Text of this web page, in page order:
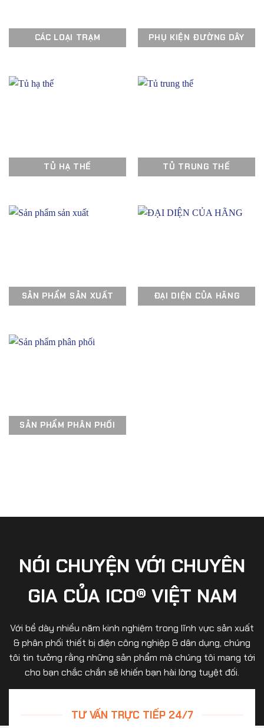
CÁC LOẠI TRẠM PHỤ KIỆN ĐƯỜNG DÂY
TỦ HẠ THẾ TỦ TRUNG THẾ
SẢN PHẨM SẢN XUẤT ĐẠI DIỆN CỦA HÃNG
SẢN PHẨM PHÂN PHỐI
NÓI CHUYỆN VỚI CHUYÊN
GIA CỦA ICO® VIỆT NAM
Với bề dày nhiều năm kinh nghiệm trong lĩnh vực sản xuất
& phân phối thiết bị điện công nghiệp & dân dụng, chúng
tôi tin tưởng rằng những sản phẩm mà chúng tôi mang tới
cho bạn chắc chắn sẽ khiến bạn hài lòng tuyệt đối.
TƯ VẤN TRỰC TIẾP 24/7